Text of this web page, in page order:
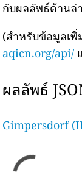
กับผลลัพธ์ด้านล่
(สำหรับข้อมูลเพิ่
aqicn.org/api/
ผลลัพธ์
Gimpersdorf